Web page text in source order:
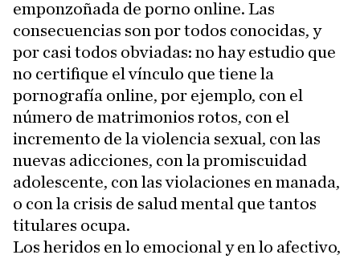
emponzoñada de porno online. Las
consecuencias son por todos conocidas, y
por casi todos obviadas: no hay estudio que
no certifique el vínculo que tiene la
pornografía online, por ejemplo, con el
número de matrimonios rotos, con el
incremento de la violencia sexual, con las
nuevas adicciones, con la promiscuidad
adolescente, con las violaciones en manada,
o con la crisis de salud mental que tantos
titulares ocupa.
Los heridos en lo emocional y en lo afectivo,